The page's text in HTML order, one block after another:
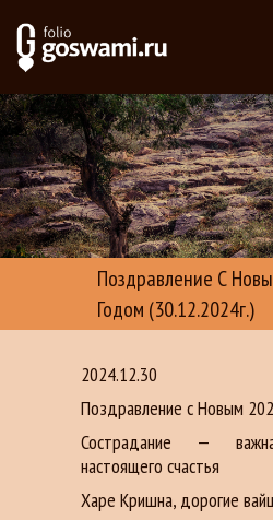
Поздравление С
Годом (30.12.2024г.)
2024.12.30
Поздравление с Новым
Сострадание —
настоящего счастья
Харе Кришна, дорогие